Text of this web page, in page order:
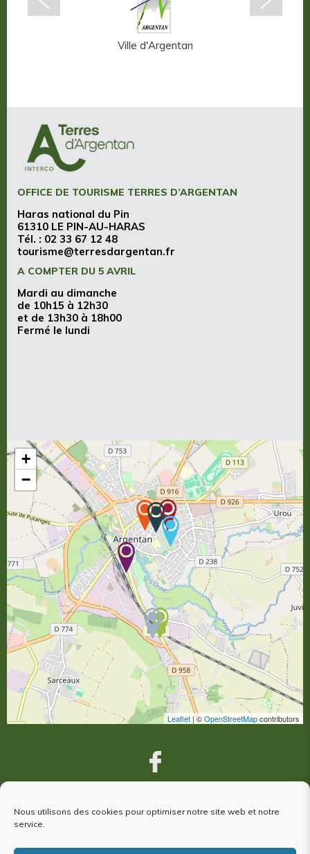
Nous utilisons des cookies pour optimiser notre site web et notre
service.
Ville d'Argentan
OFFICE DE TOURISME TERRES D’ARGENTAN
Haras national du Pin
61310 LE PIN-AU-HARAS
Tél. : 02 33 67 12 48
tourisme@terresdargentan.fr
A COMPTER DU 5 AVRIL
Mardi au dimanche
de 10h15 à 12h30
et de 13h30 à 18h00
Fermé le lundi
+
−
Leaflet | ©OpenStreetMapcontributors
VOUS ÊTES VENUS À ARGENTAN,